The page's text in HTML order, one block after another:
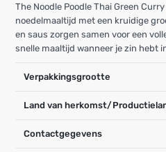
The Noodle Poodle Thai Green
noedelmaaltijd met een kruidige
en saus zorgen samen voor een
snelle maaltijd wanneer je zin hebt
Verpakkingsgrootte
Land van herkomst/
Contactgegevens